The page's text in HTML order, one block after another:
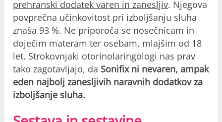
prehranski dodatek varen in zanesljiv. Njegova
povprečna učinkovitost pri izboljšanju sluha
znaša 93 %. Ne priporoča se nosečnicam in
doječim materam ter osebam, mlajšim od 18
let. Strokovnjaki otorinolaringologi nas prav
tako zagotavljajo, da Sonifix ni nevaren, ampak
eden najbolj zanesljivih naravnih dodatkov za
izboljšanje sluha.